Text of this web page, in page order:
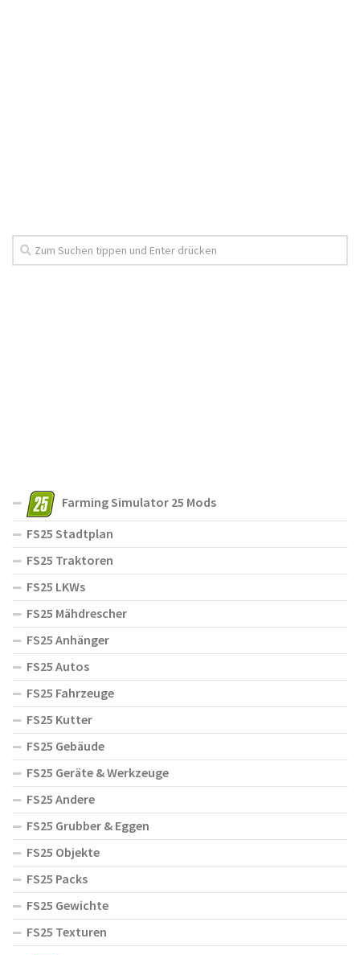
Farming Simulator 25 Mods
FS25 Stadtplan
FS25 Traktoren
FS25 LKWs
FS25 Mähdrescher
FS25 Anhänger
FS25 Autos
FS25 Fahrzeuge
FS25 Kutter
FS25 Gebäude
FS25 Geräte & Werkzeuge
FS25 Andere
FS25 Grubber & Eggen
FS25 Objekte
FS25 Packs
FS25 Gewichte
FS25 Texturen